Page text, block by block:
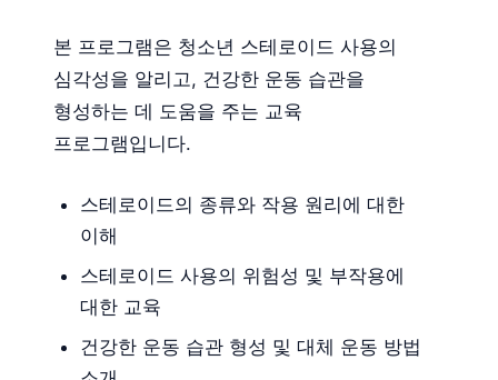
본 프로그램은 청소년 스테로이드 사용의
심각성을 알리고, 건강한 운동 습관을
형성하는 데 도움을 주는 교육
프로그램입니다.
스테로이드의 종류와 작용 원리에 대한
이해
스테로이드 사용의 위험성 및 부작용에
대한 교육
건강한 운동 습관 형성 및 대체 운동 방법